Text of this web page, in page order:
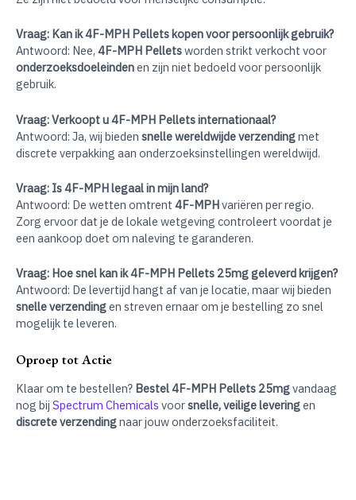
Vraag: Kan ik 4F-MPH Pellets kopen voor persoonlijk gebruik?
Antwoord: Nee, 4F-MPH Pelletsworden strikt verkocht voor
onderzoeksdoeleindenen zijn niet bedoeld voor persoonlijk
gebruik.
Vraag: Verkoopt u 4F-MPH Pellets internationaal?
Antwoord: Ja, wij bieden snelle wereldwijde verzendingmet
discrete verpakking aan onderzoeksinstellingen wereldwijd.
Vraag: Is 4F-MPH legaal in mijn land?
Antwoord: De wetten omtrent 4F-MPHvariëren per regio.
Zorg ervoor dat je de lokale wetgeving controleert voordat je
een aankoop doet om naleving te garanderen.
Vraag: Hoe snel kan ik 4F-MPH Pellets 25mg geleverd krijgen?
Antwoord: De levertijd hangt af van je locatie, maar wij bieden
snelle verzendingen streven ernaar om je bestelling zo snel
mogelijk te leveren.
Oproep tot Actie
Klaar om te bestellen? Bestel 4F-MPH Pellets 25mgvandaag
nog bij Spectrum Chemicals voorsnelle, veilige leveringen
discrete verzendingnaar jouw onderzoeksfaciliteit.